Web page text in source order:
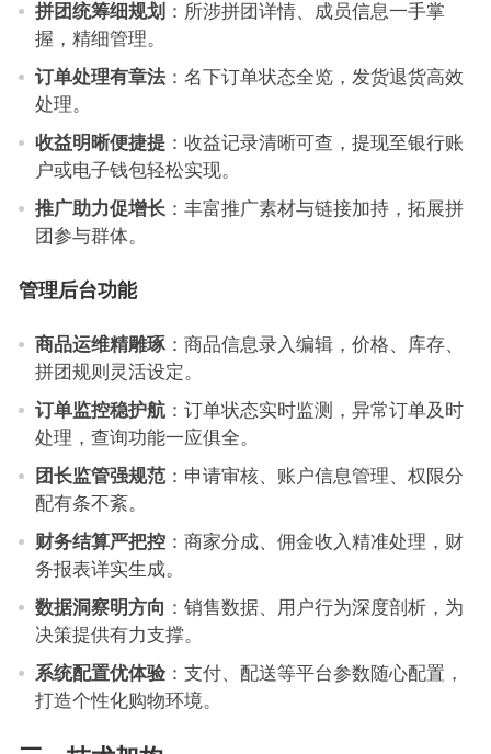
拼团统筹细规划 ：所涉拼团详情、成员信息一手掌
握，精细管理。
订单处理有章法：名下订单状态全览，发货退货高效
处理。
收益明晰便捷提：收益记录清晰可查，提现至银行账
户或电子钱包轻松实现。
推广助力促增长：丰富推广素材与链接加持，拓展拼
团参与群体。
管理后台功能
商品运维精雕琢：商品信息录入编辑，价格、库存、
拼团规则灵活设定。
订单监控稳护航：订单状态实时监测，异常订单及时
处理，查询功能一应俱全。
团长监管强规范：申请审核、账户信息管理、权限分
配有条不紊。
财务结算严把控：商家分成、佣金收入精准处理，财
务报表详实生成。
数据洞察明方向 ：销售数据、用户行为深度剖析，为
决策提供有力支撑。
系统配置优体验：支付、配送等平台参数随心配置，
打造个性化购物环境。